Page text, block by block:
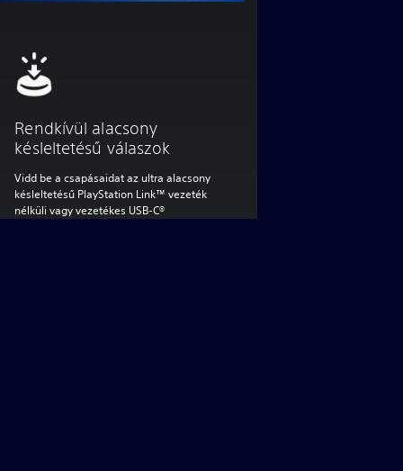
Rendkívül alacsony
késleltetésű válaszok
Vidd be a csapásaidat az ultra alacsony
késleltetésű PlayStation Link™ vezeték
nélküli vagy vezetékes USB-C®